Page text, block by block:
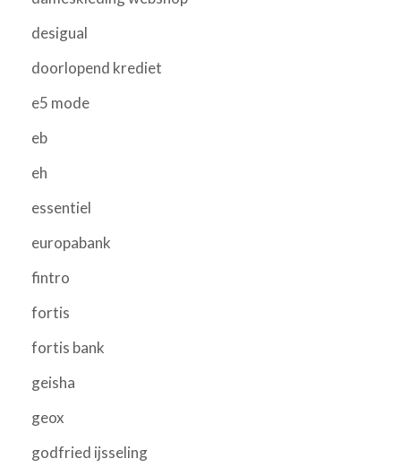
desigual
doorlopend krediet
e5 mode
eb
eh
essentiel
europabank
fintro
fortis
fortis bank
geisha
geox
godfried ijsseling